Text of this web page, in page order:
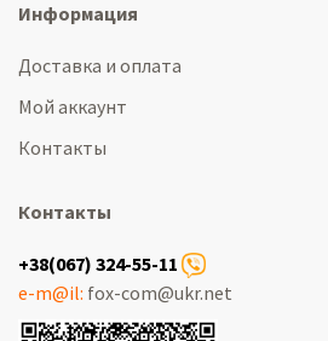
Информация
Доставка и оплата
Мой аккаунт
Контакты
Контакты
+38(067) 324-55-11
e-m@il: fox-com@ukr.net